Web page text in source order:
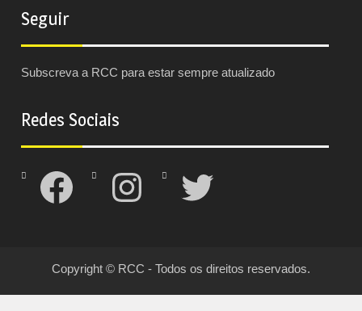
Seguir
Subscreva a RCC para estar sempre atualizado
Redes Sociais
Facebook Instagram Twitter
Copyright © RCC - Todos os direitos reservados.